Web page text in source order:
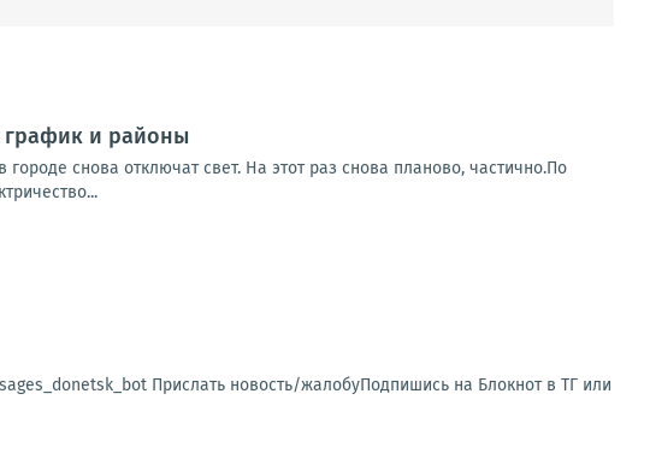
график и районы
снова отключат свет. На этот раз снова планово, частично.По
Прислать новость/жалобуПодпишись на Блокнот в ТГ или